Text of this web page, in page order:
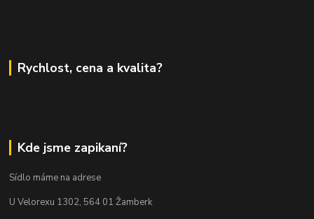
Rychlost, cena a kvalita?
Kde jsme zapikaní?
Sídlo máme na adrese
U Velorexu 1302, 564 01 Žamberk